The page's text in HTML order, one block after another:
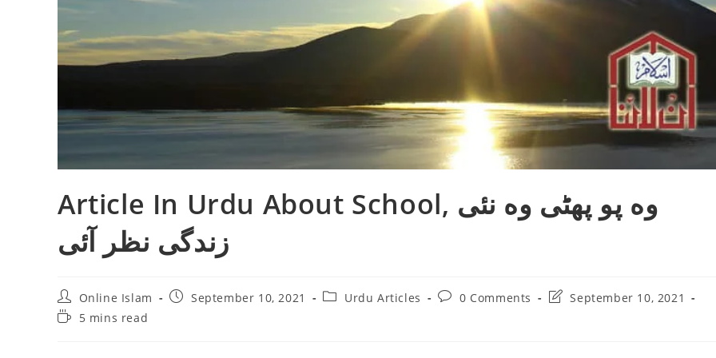
Article In Urdu About School, وه پو پھٹى وه نئى
زندگى نظر آئى
Post
author:
Online Islam
PostSeptember 10, 2021
PostUrdu Articles
Post0 Comments
PostSeptember 10, 2021
Reading5 mins read